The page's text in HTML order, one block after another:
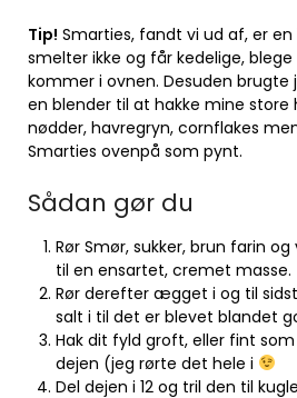
Tip! Smarties, fandt vi ud af, er en
smelter ikke og får kedelige,
kommer i ovnen. Desuden brugte
en blender til at hakke mine store
nødder, havregryn, cornflakes
Smarties ovenpå som pynt.
Sådan gør du
Rør Smør, sukker, brun farin
til en ensartet, cremet masse.
Rør derefter ægget i og til
salt i til det er blevet blandet
Hak dit fyld groft, eller fint
dejen (jeg rørte det hele i
Del dejen i 12 og tril den til